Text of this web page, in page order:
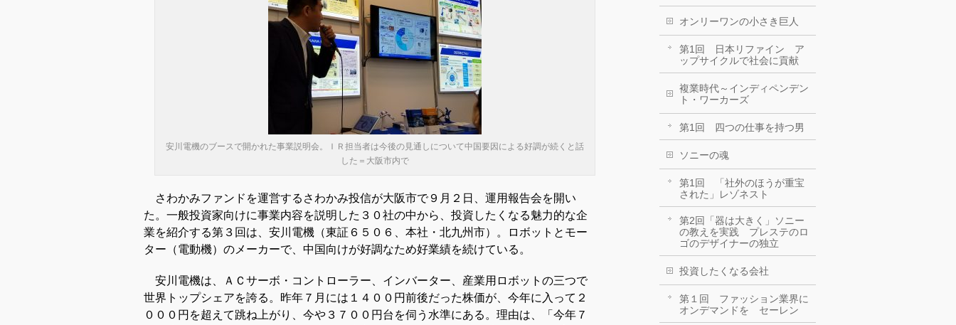
安川電機のブースで開かれた事業説明会。ＩＲ担当者は今後の見通しについて中国要因による好調が続くと話
した＝大阪市内で
さわかみファンドを運営するさわかみ投信が大阪市で９月２日、運用報告会を開い
た。一般投資家向けに事業内容を説明した３０社の中から、投資したくなる魅力的な企
業を紹介する第３回は、安川電機（東証６５０６、本社・北九州市）。ロボットとモー
ター（電動機）のメーカーで、中国向けが好調なため好業績を続けている。
安川電機は、ＡＣサーボ・コントローラー、インバーター、 産業用ロボットの三つで
世界トップシェアを誇る。昨年７月には１４００円前後だった株価が、今年に入って２
０００円を超えて跳ね上がり、今や３７００円台を伺う水準にある。理由は、「今年７
オンリーワンの小さき巨人
第1回 日本リファイン ア
ップサイクルで社会に貢献
複業時代～インディペンデン
ト・ワーカーズ
第1回 四つの仕事を持つ男
ソニーの魂
第1回 「社外のほうが重宝
された」レゾネスト
第2回「器は大きく」ソニー
の教えを実践 プレステのロ
ゴのデザイナーの独立
投資したくなる会社
第１回 ファッション業界に
オンデマンドを セーレン